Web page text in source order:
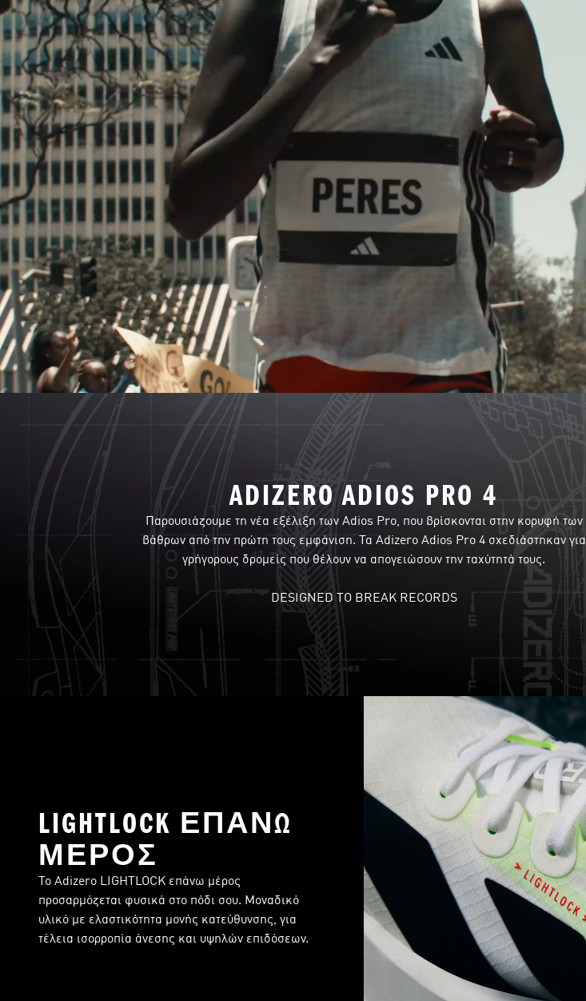
ADIZERO ADIOS PRO 4
Παρουσιάζουμε τη νέα εξέλιξη των Adios Pro, που βρίσκονται στην κορυφή των
βάθρων από την πρώτη τους εμφάνιση. Τα Adizero Adios Pro 4 σχεδιάστηκαν για
γρήγορους δρομείς που θέλουν να απογειώσουν την ταχύτητά τους.
DESIGNED TO BREAK RECORDS
LIGHTLOCK ΕΠΑΝΩ
ΜΕΡΟΣ
Το Adizero LIGHTLOCK επάνω μέρος
προσαρμόζεται φυσικά στο πόδι σου. Μοναδικό
υλικό με ελαστικότητα μονής κατεύθυνσης, για
τέλεια ισορροπία άνεσης και υψηλών επιδόσεων.